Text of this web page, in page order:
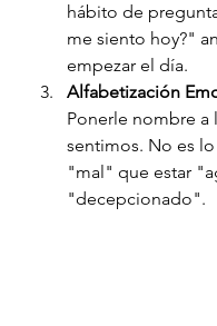
hábito de
me siento hoy?"
empezar el día.
Alfabetización
Ponerle nombre a
sentimos. No es
"mal" que estar
"decepcionado".